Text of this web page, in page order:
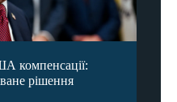
компенсації:
рішення